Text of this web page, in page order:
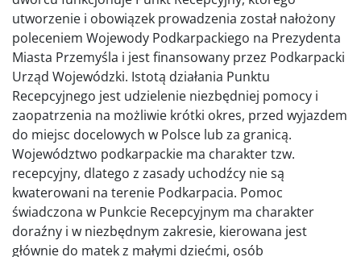
utworzenie i obowiązek prowadzenia został nałożony
poleceniem Wojewody Podkarpackiego na Prezydenta
Miasta Przemyśla i jest finansowany przez Podkarpacki
Urząd Wojewódzki. Istotą działania Punktu
Recepcyjnego jest udzielenie niezbędniej pomocy i
zaopatrzenia na możliwie krótki okres, przed wyjazdem
do miejsc docelowych w Polsce lub za granicą.
Województwo podkarpackie ma charakter tzw.
recepcyjny, dlatego z zasady uchodźcy nie są
kwaterowani na terenie Podkarpacia. Pomoc
świadczona w Punkcie Recepcyjnym ma charakter
doraźny i w niezbędnym zakresie, kierowana jest
głównie do matek z małymi dziećmi, osób